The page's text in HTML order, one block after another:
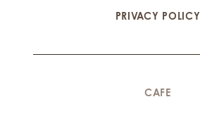
PRIVACY POLICY
CAFE